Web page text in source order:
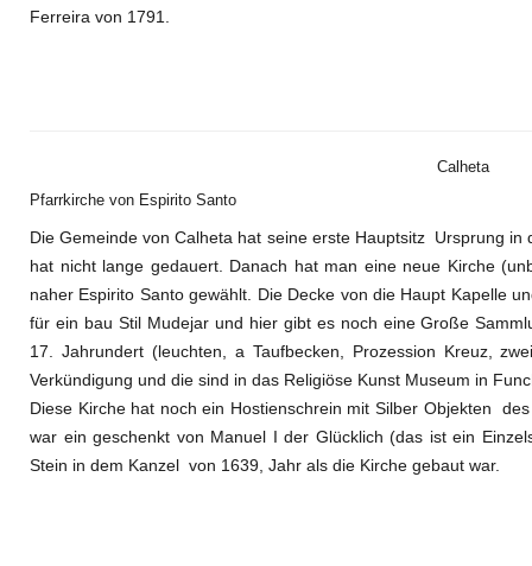
Ferreira von 1791.
Calheta
Pfarrkirche von Espirito Santo
Die Gemeinde von Calheta hat seine erste Hauptsitz Ursprung
hat nicht lange gedauert. Danach hat man eine neue Kirche
naher Espirito Santo gewählt. Die Decke von die Haupt Kapelle
für ein bau Stil Mudejar und hier gibt es noch eine Große
17. Jahrundert (leuchten, a Taufbecken, Prozession Kreuz,
Verkündigung und die sind in das Religiöse Kunst Museum in
Diese Kirche hat noch ein Hostienschrein mit Silber Objekten
war ein geschenkt von Manuel I der Glücklich (das ist ein
Stein in dem Kanzel von 1639, Jahr als die Kirche gebaut war.